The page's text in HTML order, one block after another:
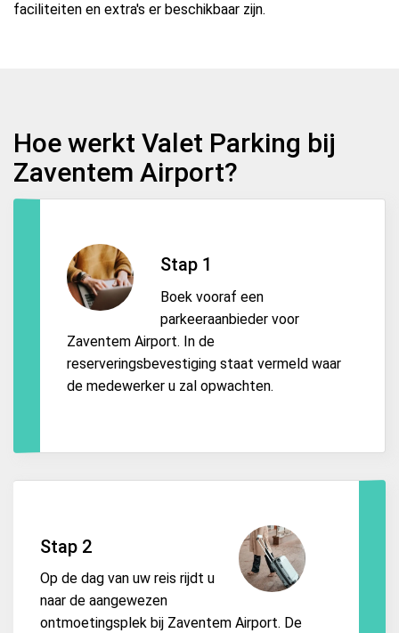
faciliteiten en extra's er beschikbaar zijn.
Hoe werkt Valet Parking bij
Zaventem Airport?
Stap 1
Boek vooraf een
parkeeraanbieder voor
Zaventem Airport. In de
reserveringsbevestiging staat vermeld waar
de medewerker u zal opwachten.
Stap 2
Op de dag van uw reis rijdt u
naar de aangewezen
ontmoetingsplek bij Zaventem Airport. De